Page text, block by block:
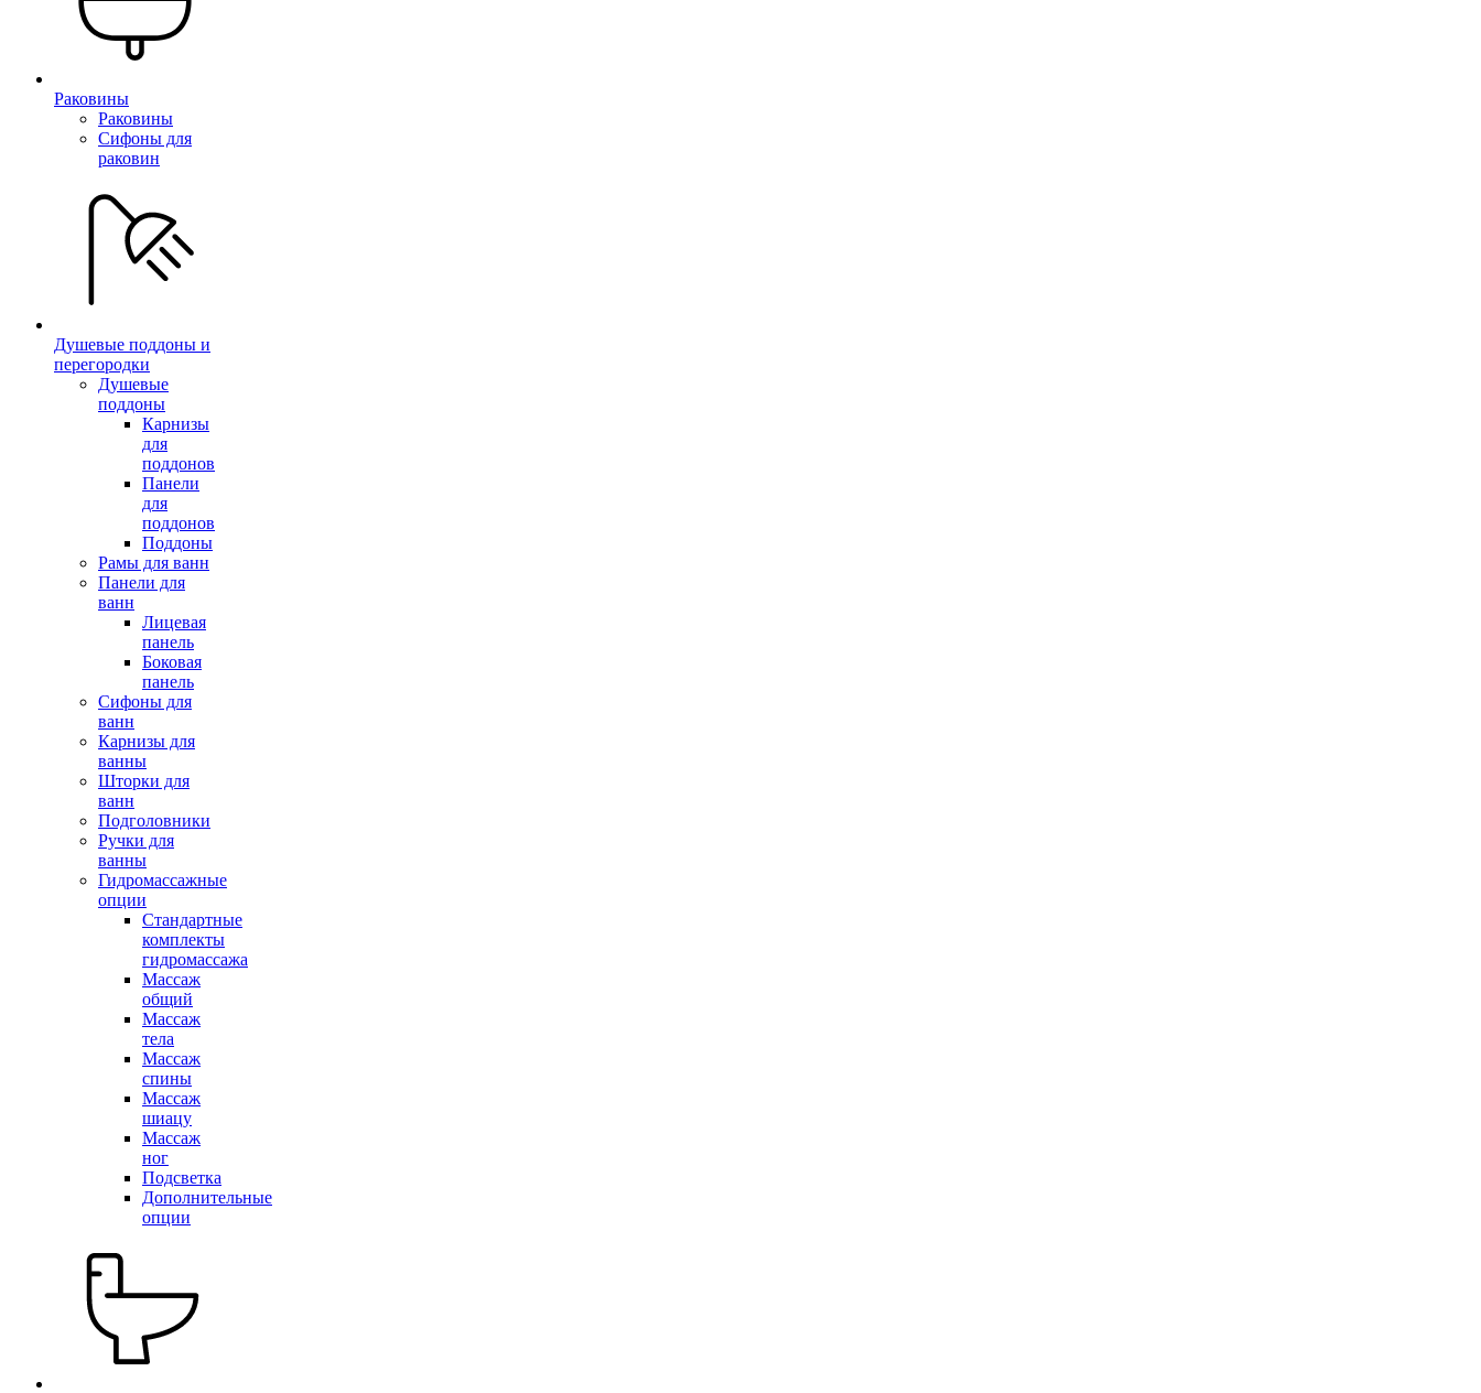
Раковины
Раковины
Сифоны для
раковин
Душевые поддоны и
перегородки
Душевые
поддоны
Карнизы
для
поддонов
Панели
для
поддонов
Поддоны
Рамы для ванн
Панели для
ванн
Лицевая
панель
Боковая
панель
Сифоны для
ванн
Карнизы для
ванны
Шторки для
ванн
Подголовники
Ручки для
ванны
Гидромассажные
опции
Стандартные
комплекты
гидромассажа
Массаж
общий
Массаж
тела
Массаж
спины
Массаж
шиацу
Массаж
ног
Подсветка
Дополнительные
опции